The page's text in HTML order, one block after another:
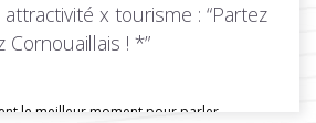
x tourisme : “Partez
! *”
le meilleur moment pour parler